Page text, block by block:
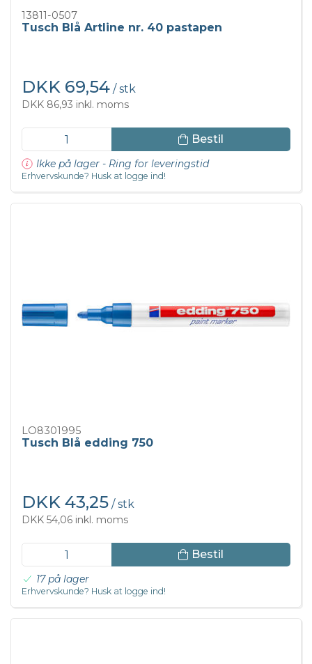
13811-0507
Tusch Blå Artline nr. 40 pastapen
DKK 69,54 / stk
DKK 86,93 inkl. moms
Bestil
Ikke på lager - Ring for leveringstid
Erhvervskunde? Husk at logge ind!
LO8301995
Tusch Blå edding 750
DKK 43,25 / stk
DKK 54,06 inkl. moms
Bestil
17 på lager
Erhvervskunde? Husk at logge ind!